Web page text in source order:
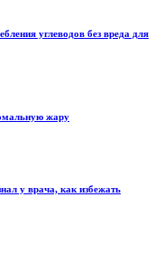
углеводов без вреда для
жару
у врача, как избежать